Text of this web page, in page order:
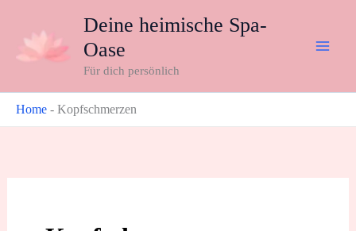
springen
Deine heimische Spa-
Oase
Für dich persönlich
Home - Kopfschmerzen